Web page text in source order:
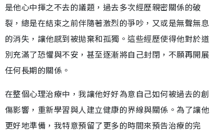
是他心中揮之不去的議題，過去多次經歷親密關係的破
裂，總是在結束之前伴隨著激烈的爭吵，又或是無聲無息
的消失，讓他感到被拋棄和孤獨。這些經歷使得他對於道
別充滿了恐懼與不安，甚至逐漸將自己封閉，不願再開展
任何長期的關係。
在整個心理治療中，我讓他好好為意自己如何被過去的創
傷影響，重新學習與人建立健康的界線與關係。為了讓他
更好地準備，我特意預留了更多的時間來預告治療的完